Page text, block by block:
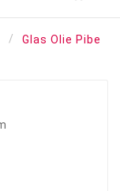
Glas Olie Pibe